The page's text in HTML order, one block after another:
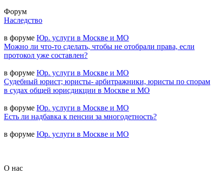
Форум
Наследство
в форуме Юр. услуги в Москве и МО
Можно ли что-то сделать, чтобы не отобрали права, если
протокол уже составлен?
в форуме Юр. услуги в Москве и МО
Судебный юрист; юристы- арбитражники, юристы по спорам
в судах общей юрисдикции в Москве и МО
в форуме Юр. услуги в Москве и МО
Есть ли надбавка к пенсии за многодетность?
в форуме Юр. услуги в Москве и МО
О нас